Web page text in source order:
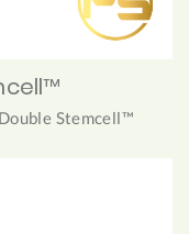
Stemcell™